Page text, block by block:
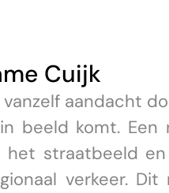
Cuijk
aandacht
beeld komt.
straatbeeld
verkeer.